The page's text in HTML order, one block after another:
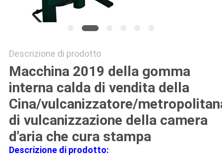
Descrizione di prodotto
Macchina 2019 della gomma
interna calda di vendita della
Cina/vulcanizzatore/
di vulcanizzazione della camera
d'aria che cura stampa
Descrizione di prodotto: